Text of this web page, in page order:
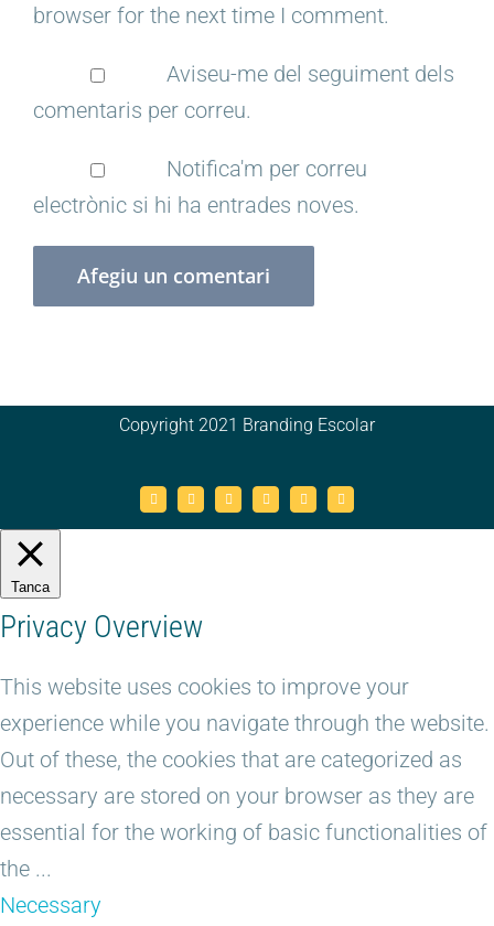
browser for the next time I comment.
Aviseu-me del seguiment dels
comentaris per correu.
Notifica'm per correu
electrònic si hi ha entrades noves.
Copyright 2021 Branding Escolar
X InstagramLinkedInYouTubeEmail: Facebook
Tanca
Privacy Overview
This website uses cookies to improve your
experience while you navigate through the website.
Out of these, the cookies that are categorized as
necessary are stored on your browser as they are
essential for the working of basic functionalities of
the ...
Necessary